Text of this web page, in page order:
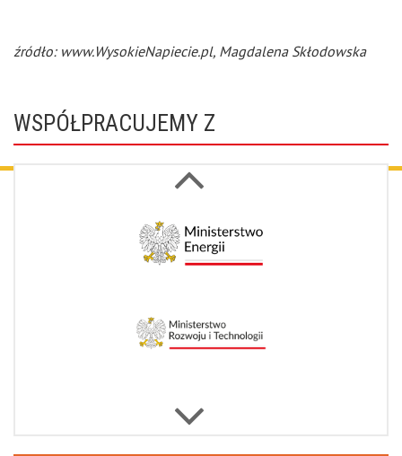
źródło: www.WysokieNapiecie.pl, Magdalena Skłodowska
WSPÓŁPRACUJEMY Z